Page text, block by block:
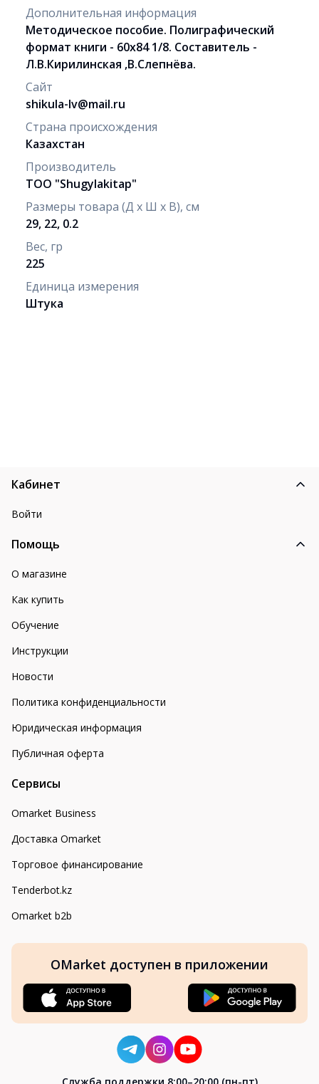
Дополнительная информация
Методическое пособие. Полиграфический
формат книги - 60х84 1/8. Составитель -
Л.В.Кирилинская ,В.Слепнёва.
Сайт
shikula-lv@mail.ru
Страна происхождения
Казахстан
Производитель
ТОО "Shugylakitap"
Размеры товара (Д х Ш х В), см
29, 22, 0.2
Вес, гр
225
Единица измерения
Штука
Кабинет
Войти
Помощь
О магазине
Как купить
Обучение
Инструкции
Новости
Политика конфиденциальности
Юридическая информация
Публичная оферта
Сервисы
Omarket Business
Доставка Omarket
Торговое финансирование
Tenderbot.kz
Omarket b2b
OMarket доступен в приложении
Cлужба поддержки 8:00–20:00 (пн-пт)